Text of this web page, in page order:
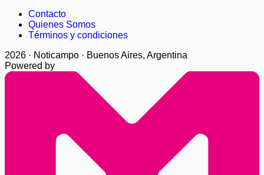
Contacto
Quienes Somos
Términos y condiciones
2026 · Noticampo · Buenos Aires, Argentina
Powered by